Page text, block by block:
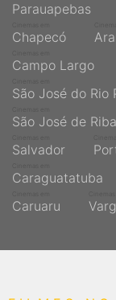
Parauapebas
Chapecó
Campo Largo
São José do Rio
São José de
Salvador
Caraguatatuba
Caruaru